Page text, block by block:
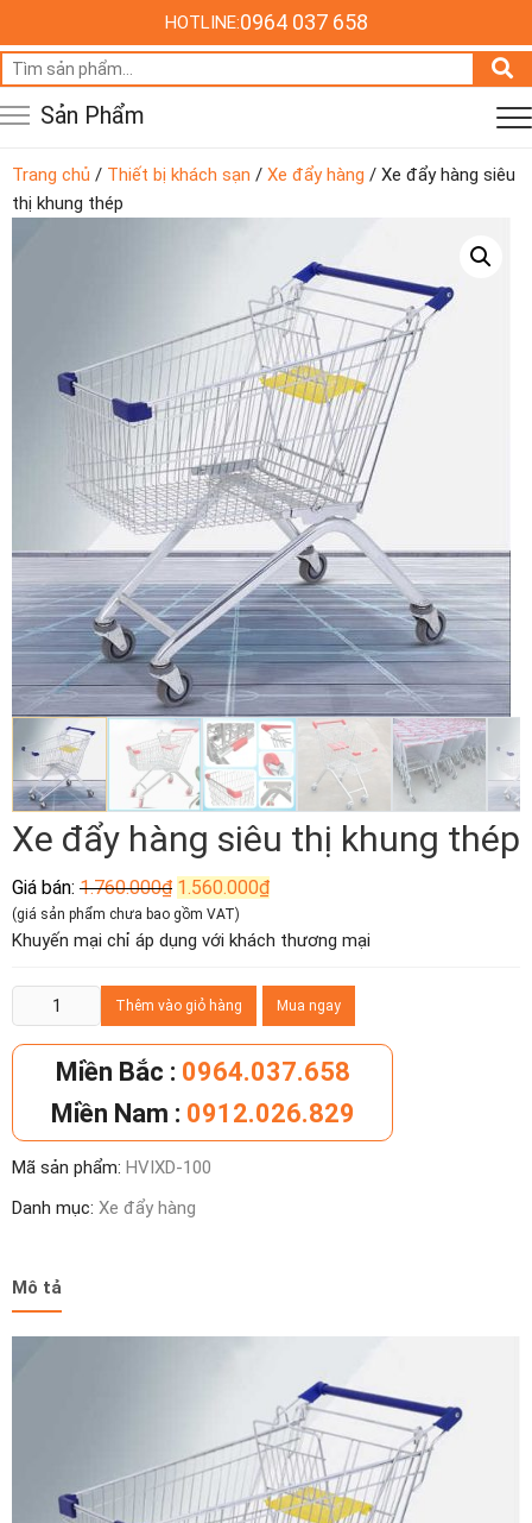
HOTLINE:0964 037 658
Tìm
kiếm:
Sản Phẩm
Trang chủ / Thiết bị khách sạn / Xe đẩy hàng / Xe đẩy hàng siêu
thị khung thép
Xe đẩy hàng siêu thị khung thép
Giá bán: 1.760.000₫ Giá
gốc
là:
1.760.000₫.
1.560.000₫Giá
hiện
là:
(giá sản phẩm chưa bao gồm VAT)
Khuyến mại chỉ áp dụng với khách thương mại
đẩy
hàng
khung
thép
số
Thêm vào giỏ hàng Mua ngay
Miền Bắc : 0964.037.658
Miền Nam : 0912.026.829
Mã sản phẩm: HVIXD-100
Danh mục: Xe đẩy hàng
Mô tả